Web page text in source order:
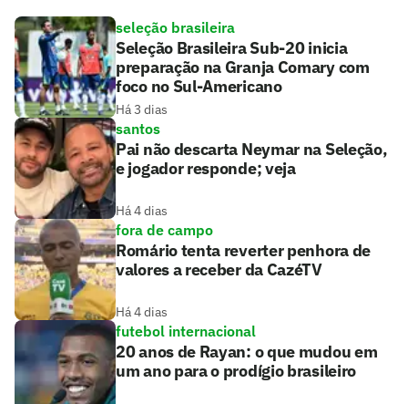
seleção brasileira
Seleção Brasileira Sub-20 inicia
preparação na Granja Comary com
foco no Sul-Americano
Há 3 dias
santos
Pai não descarta Neymar na Seleção,
e jogador responde; veja
Há 4 dias
fora de campo
Romário tenta reverter penhora de
valores a receber da CazéTV
Há 4 dias
futebol internacional
20 anos de Rayan: o que mudou em
um ano para o prodígio brasileiro